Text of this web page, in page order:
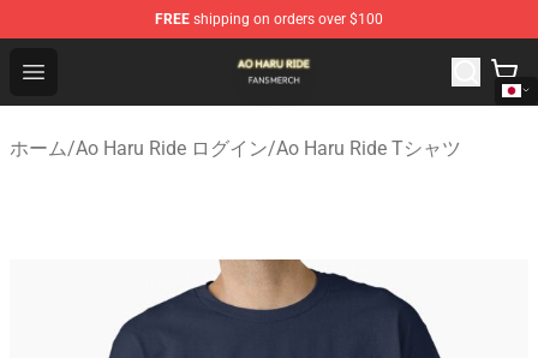
FREE shipping on orders over $100
Open menu
Ao Haru Ride Shop - Official Ao Haru Ride Merchandise
ホーム/Ao Haru Ride ログイン/Ao Haru Ride Tシャツ